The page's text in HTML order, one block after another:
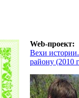
Web-проект:
Вехи
району (2010